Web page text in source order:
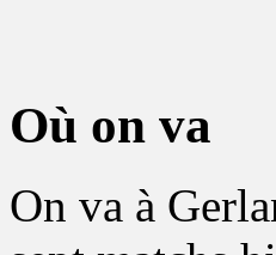
Où on va
On va à